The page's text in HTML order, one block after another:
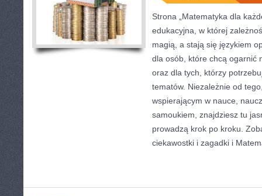
Strona „Matematyka dla
edukacyjna, w której
magią, a stają się językiem
dla osób, które chcą ogarnić
oraz dla tych, którzy
tematów. Niezależnie od
wspierającym w nauce,
samoukiem, znajdziesz tu
prowadzą krok po kroku.
ciekawostki i zagadki i